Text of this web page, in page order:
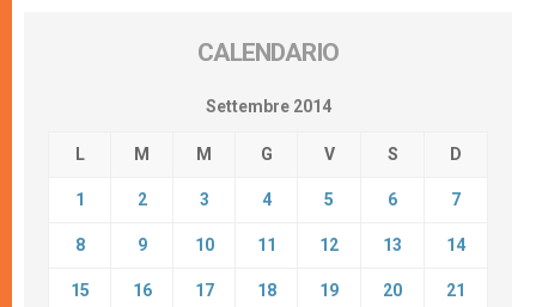
CALENDARIO
Settembre 2014
L M M G V S D
1 2 3 4 5 6 7
8 9 10 11 12 13 14
15 16 17 18 19 20 21